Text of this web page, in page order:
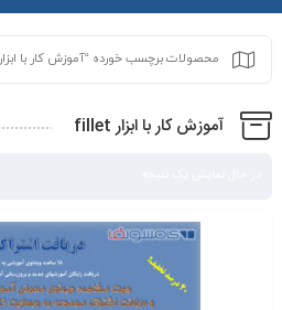
محصولات برچسب خورده “آموزش کار با ابزار fillet”
آموزش کار با ابزار fillet